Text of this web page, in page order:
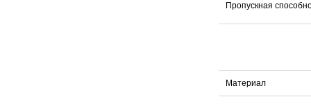
Пропускная
Материал